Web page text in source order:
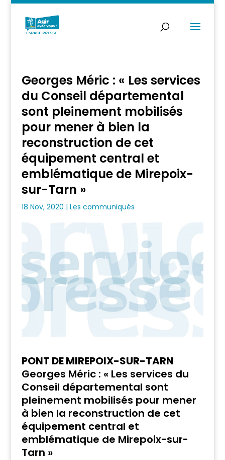
Georges Méric : « Les services
du Conseil départemental
sont pleinement mobilisés
pour mener à bien la
reconstruction de cet
équipement central et
emblématique de Mirepoix-
sur-Tarn »
18 Nov, 2020 | Les communiqués
PONT DE MIREPOIX-SUR-TARN
Georges Méric : « Les services du
Conseil départemental sont
pleinement mobilisés pour mener
à bien la reconstruction de cet
équipement central et
emblématique de Mirepoix-sur-
Tarn »